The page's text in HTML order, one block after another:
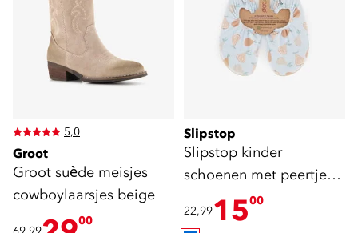
5,0
Groot
Groot suède meisjes
cowboylaarsjes beige
00
Slipstop
Slipstop kinder
schoenen met peertjes
blauw
22,991500